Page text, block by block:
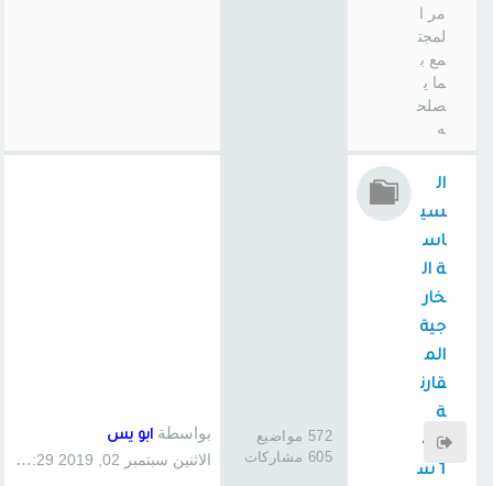
مر ا
لمجت
مع ب
ما ي
صلح
ه
ال
سي
اس
ة ال
خار
جية
الم
قارن
ة
(41
1 س
572 مواضيع
605 مشاركات
بواسطة ابو يس
الاثنين سبتمبر 02, 2019 1:29 pm